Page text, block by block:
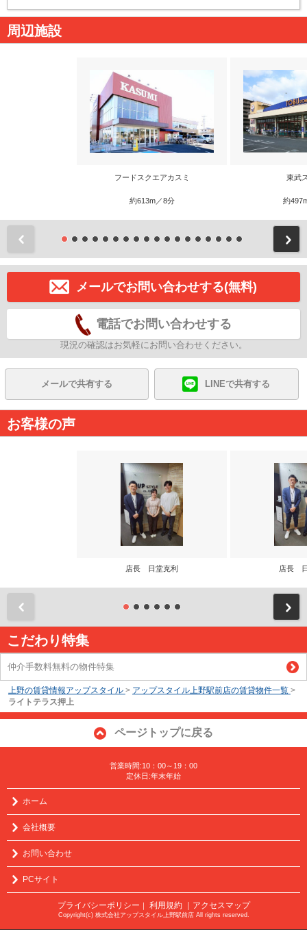
周辺施設
フードスクエアカスミ
約613m／8分
東武
約
メールでお問い合わせする(無料)
電話でお問い合わせする
現況の確認はお気軽にお問い合わせください。
メールで共有する LINEで共有する
お客様の声
店長 日堂克利 店長
こだわり特集
仲介手数料無料の物件特集
上野の賃貸情報アップスタイル > アップスタイル上野駅前店の賃貸物件一覧 >
ライトテラス押上
ページトップに戻る
営業時間:10：00～19：00
定休日:年末年始
ホーム
会社概要
お問い合わせ
PCサイト
プライバシーポリシー 利用規約 ｜アクセスマップ
Copyright(c) 株式会社アップスタイル上野駅前店 All rights reserved.